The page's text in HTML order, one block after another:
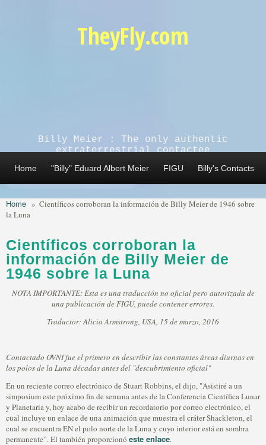
TheyFly.com
Billy Meier : The only authentic
extraterrestrial contactee
Home "Billy" Eduard Albert Meier FIGU Billy's Contacts
Home » Científicos corroboran la información de Billy Meier de 1946 sobre
la Luna
Científicos corroboran la
información de Billy Meier de
1946 sobre la Luna
NOTA IMPORTANTE: Esta es una traducción no oficial pero autorizada de
una publicación de FIGU, puede contener errores.
Traductor: Alicia Armstrong, USA, 15 de marzo, 2016
Contactado OVNI fue el primero en describir las constantes áreas diurnas en
los polos de la Luna décadas antes del "descubrimiento oficial"
En un reciente correo electrónico de Stuart Robbins, el dijo, "Asistiré a un
simposium este próximo fin de semana antes de la Conferencia Científica Lunar
y Planetaria y, hoy acabo de recibir un recordatorio por correo electrónico, el
cual incluye un enlace de una animación que muestra el cráter Shackleton, el
cual se encuentra EN el polo norte de la Luna y cuyo interior está en sombra
permanente”. El también proporcionó este enlace.